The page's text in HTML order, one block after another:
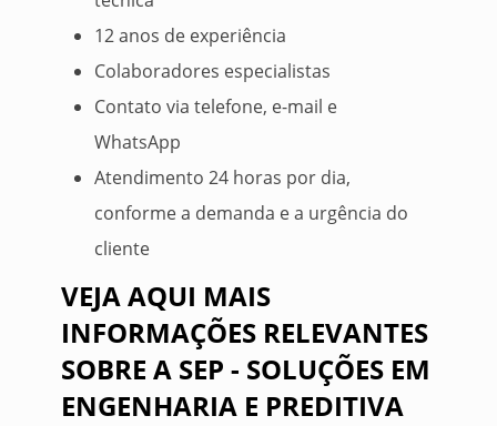
12 anos de experiência
Colaboradores especialistas
Contato via telefone, e-mail e
WhatsApp
Atendimento 24 horas por dia,
conforme a demanda e a urgência do
cliente
VEJA AQUI MAIS
INFORMAÇÕES RELEVANTES
SOBRE A SEP - SOLUÇÕES EM
ENGENHARIA E PREDITIVA